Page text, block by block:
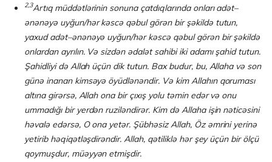
2,3Artıq müddətlərinin sonuna çatdıqlarında onları adət–
ənənəyə uyğun/hər kəscə qə­bul görən bir şəkildə tutun,
yaxud adət–ənənəyə uyğun/hər kəscə qəbul görən bir şə­kildə
onlardan ayrılın. Və sizdən ədalət sahibi iki adamı şahid tutun.
Şahidliyi də Allah üçün dik tutun. Bax budur, bu, Allaha və son
günə inanan kimsəyə öyüdlə­nən­dir. Və kim Allahın qoruması
altına girərsə, Allah ona bir çıxış yolu təmin edər və onu
ummadığı bir yerdən ruziləndirər. Kim də Allaha işin nəticəsini
həvalə edərsə, O ona yetər. Şübhəsiz Allah, Öz əmrini yerinə
yetirib həqiqətləşdirən­dir. Allah, qətiliklə hər şey üçün bir ölçü
qoymuşdur, müəyyən etmişdir.